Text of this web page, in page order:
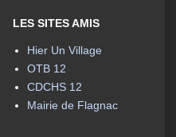
LES SITES AMIS
Hier Un Village
OTB 12
CDCHS 12
Mairie de Flagnac